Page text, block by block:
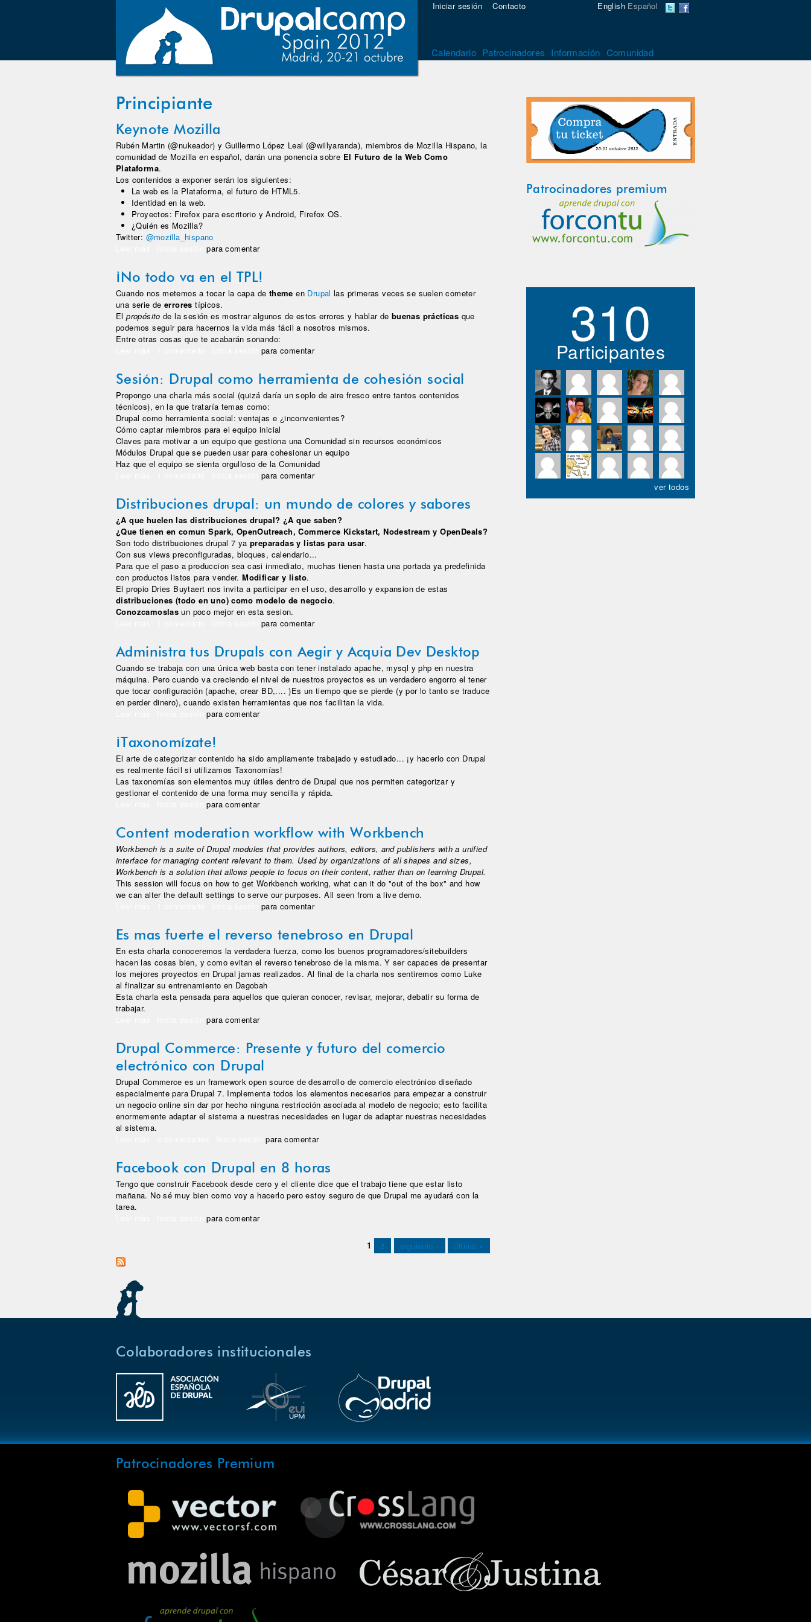
English Español
Iniciar sesión Contacto
Calendario Patrocinadores Información Comunidad
Principiante
Keynote Mozilla
Rubén Martin (@nukeador) y Guillermo López Leal (@willyaranda), miembros de Mozilla Hispano, la
comunidad de Mozilla en español, darán una ponencia sobre El Futuro de la Web Como
Plataforma.
Los contenidos a exponer serán los siguientes:
La web es la Plataforma, el futuro de HTML5.
Identidad en la web.
Proyectos: Firefox para escritorio y Android, Firefox OS.
¿Quién es Mozilla?
Twitter: @mozilla_hispano
sobre Keynote Mozillapara comentar
¡No todo va en el TPL!
Cuando nos metemos a tocar la capa de theme en Drupal las primeras veces se suelen cometer
una serie deerrores típicos.
Elpropósito de la sesión es mostrar algunos de estos errores y hablar de buenas prácticas que
podemos seguir para hacernos la vida más fácil a nosotros mismos.
Entre otras cosas que te acabarán sonando:
para comentar
Sesión: Drupal como herramienta de cohesión social
Propongo una charla más social (quizá daría un soplo de aire fresco entre tantos contenidos
técnicos), en la que trataría temas como:
Drupal como herramienta social: ventajas e ¿inconvenientes?
Cómo captar miembros para el equipo inicial
Claves para motivar a un equipo que gestiona una Comunidad sin recursos económicos
Módulos Drupal que se pueden usar para cohesionar un equipo
Haz que el equipo se sienta orgulloso de la Comunidad
sobre Sesión: Drupal como herramienta de cohesión social
para comentar
Distribuciones drupal: un mundo de colores y sabores
¿A que huelen las distribuciones drupal? ¿A que saben?
¿Que tienen en comun Spark, OpenOutreach, Commerce Kickstart, Nodestream y OpenDeals?
Son todo distribuciones drupal 7 yapreparadas y listas para usar.
Con sus views preconfiguradas, bloques, calendario...
Para que el paso a produccion sea casi inmediato, muchas tienen hasta una portada ya predefinida
con productos listos para vender.Modificar y listo.
El propio Dries Buytaert nos invita a participar en el uso, desarrollo y expansion de estas
distribuciones (todo en uno) como modelo de negocio.
Conozcamoslas un poco mejor en esta sesion.
sobre Distribuciones drupal: un mundo de colores y sabores
para comentar
Administra tus Drupals con Aegir y Acquia Dev Desktop
Cuando se trabaja con una única web basta con tener instalado apache, mysql y php en nuestra
máquina. Pero cuando va creciendo el nivel de nuestros proyectos es un verdadero engorro el tener
que tocar configuración (apache, crear BD,.... )Es un tiempo que se pierde (y por lo tanto se traduce
en perder dinero), cuando existen herramientas que nos facilitan la vida.
sobre Administra tus Drupals con Aegir y Acquia Dev Desktop
para comentar
¡Taxonomízate!
El arte de categorizar contenido ha sido ampliamente trabajado y estudiado... ¡y hacerlo con Drupal
es realmente fácil si utilizamos Taxonomías!
Las taxonomías son elementos muy útiles dentro de Drupal que nos permiten categorizar y
gestionar el contenido de una forma muy sencilla y rápida.
sobre ¡Taxonomízate!para comentar
Content moderation workflow with Workbench
Workbench is a suite of Drupal modules that provides authors, editors, and publishers with a unified
interface for managing content relevant to them. Used by organizations of all shapes and sizes,
Workbench is a solution that allows people to focus on their content, rather than on learning Drupal.
This session will focus on how to get Workbench working, what can it do "out of the box" and how
we can alter the default settings to serve our purposes. All seen from a live demo.
sobre Content moderation workflow with Workbench
para comentar
Es mas fuerte el reverso tenebroso en Drupal
En esta charla conoceremos la verdadera fuerza, como los buenos programadores/sitebuilders
hacen las cosas bien, y como evitan el reverso tenebroso de la misma. Y ser capaces de presentar
los mejores proyectos en Drupal jamas realizados. Al final de la charla nos sentiremos como Luke
al finalizar su entrenamiento en Dagobah
Esta charla esta pensada para aquellos que quieran conocer, revisar, mejorar, debatir su forma de
trabajar.
sobre Es mas fuerte el reverso tenebroso en Drupal
para comentar
Drupal Commerce: Presente y futuro del comercio
electrónico con Drupal
Drupal Commerce es un framework open source de desarrollo de comercio electrónico diseñado
especialmente para Drupal 7. Implementa todos los elementos necesarios para empezar a construir
un negocio online sin dar por hecho ninguna restricción asociada al modelo de negocio; esto facilita
enormemente adaptar el sistema a nuestras necesidades en lugar de adaptar nuestras necesidades
al sistema.
sobre Drupal Commerce: Presente y futuro del comercio electrónico con Drupal
para comentar
Facebook con Drupal en 8 horas
Tengo que construir Facebook desde cero y el cliente dice que el trabajo tiene que estar listo
mañana. No sé muy bien como voy a hacerlo pero estoy seguro de que Drupal me ayudará con la
tarea.
sobre Facebook con Drupal en 8 horas
para comentar
1 2 siguiente › última »
Patrocinadores premium
310
Participantes
ver todos
Colaboradores institucionales
Patrocinadores Premium